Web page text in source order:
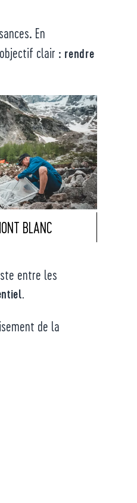
En
clair : rendre
BLANC
entre les
de la